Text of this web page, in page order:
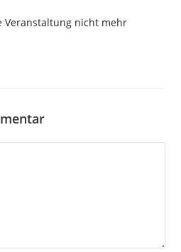
Veranstaltung nicht mehr